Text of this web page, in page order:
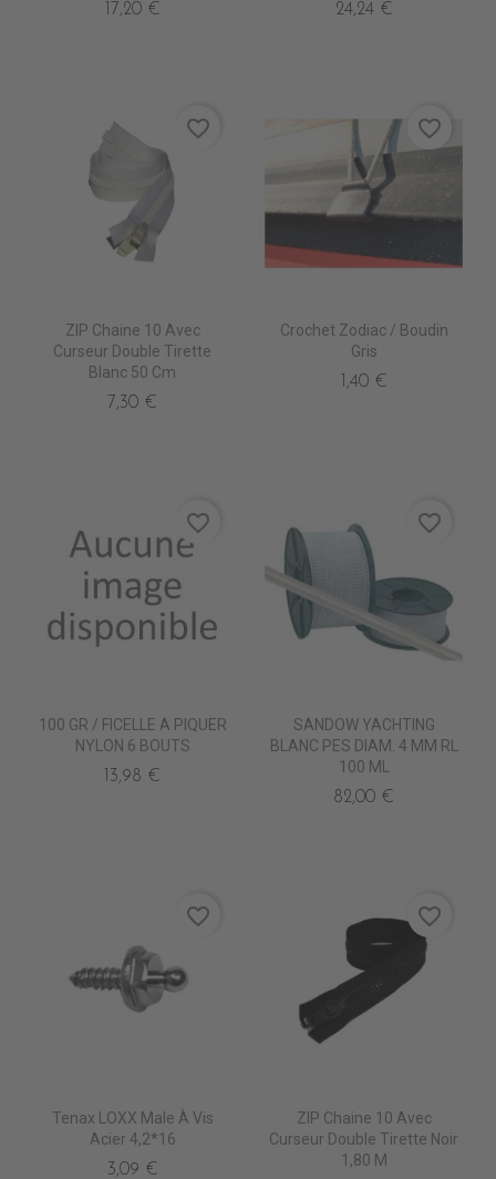
17,20 €
24,24 €
ZIP Chaine 10 Avec
Curseur Double Tirette
Blanc 50 Cm
7,30 €
favorite_border
Crochet Zodiac / Boudin
Gris
1,40 €
favorite_border
100 GR / FICELLE A PIQUER
NYLON 6 BOUTS
13,98 €
favorite_border
SANDOW YACHTING
BLANC PES DIAM. 4 MM RL
100 ML
82,00 €
favorite_border
Tenax LOXX Male À Vis
Acier 4,2*16
3,09 €
favorite_border
ZIP Chaine 10 Avec
Curseur Double Tirette Noir
1,80 M
favorite_border